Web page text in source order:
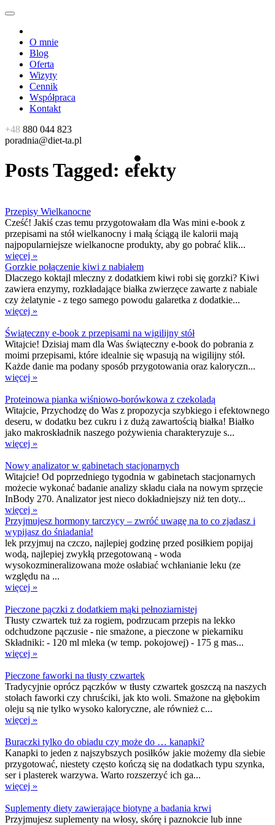
O mnie
Blog
Oferta
Wizyty
Cennik
Współpraca
Kontakt
+48 880 044 823
poradnia@diet-ta.pl
Posts Tagged: efekty
Przepisy Wielkanocne
Cześć! Jakiś czas temu przygotowałam dla Was mini e-book z
przepisami na stół wielkanocny i małą ściągą ile kalorii mają
najpopularniejsze wielkanocne produkty, aby go pobrać klik...
więcej »
Gorzkie połączenie kiwi z nabiałem
Dlaczego koktajl mleczny z dodatkiem kiwi robi się gorzki? Kiwi
zawiera enzymy, rozkładające białka zwierzęce zawarte z nabiale
czy żelatynie - z tego samego powodu galaretka z dodatkie...
więcej »
Świąteczny e-book z przepisami na wigilijny stół
Witajcie! Dzisiaj mam dla Was świąteczny e-book do pobrania z
moimi przepisami, które idealnie się wpasują na wigilijny stół.
Każde danie ma podany sposób przygotowania oraz kaloryczn...
więcej »
Proteinowa pianka wiśniowo-borówkowa z czekoladą
Witajcie, Przychodzę do Was z propozycja szybkiego i efektownego
deseru, w dodatku bez cukru i z dużą zawartością białka! Białko
jako makroskładnik naszego pożywienia charakteryzuje s...
więcej »
Nowy analizator w gabinetach stacjonarnych
Witajcie! Od poprzedniego tygodnia w gabinetach stacjonarnych
możecie wykonać badanie analizy składu ciała na nowym sprzęcie
InBody 270. Analizator jest nieco dokładniejszy niż ten doty...
więcej »
Przyjmujesz hormony tarczycy – zwróć uwagę na to co zjadasz i
wypijasz do śniadania!
lek przyjmuj na czczo, najlepiej godzinę przed posiłkiem popijaj
wodą, najlepiej zwykłą przegotowaną - woda
wysokozmineralizowana może osłabiać wchłanianie leku (ze
względu na ...
więcej »
Pieczone pączki z dodatkiem mąki pełnoziarnistej
Tłusty czwartek tuż za rogiem, podrzucam przepis na lekko
odchudzone pączusie - nie smażone, a pieczone w piekarniku
Składniki: - 120 ml mleka (w temp. pokojowej) - 175 g mas...
więcej »
Pieczone faworki na tłusty czwartek
Tradycyjnie oprócz pączków w tłusty czwartek goszczą na naszych
stołach faworki czy chruściki, jak kto woli. Smażone na głębokim
oleju są nie tylko wysoko kaloryczne, ale również c...
więcej »
Buraczki tylko do obiadu czy może do … kanapki?
Kanapki to jeden z najszybszych posiłków jakie możemy dla siebie
przygotować, niestety często kończą się na dodatkach typu szynka,
ser i plasterek warzywa. Warto rozszerzyć ich ga...
więcej »
Suplementy diety zawierające biotynę a badania krwi
Przyjmujesz suplementy na włosy, skórę i paznokcie lub inne